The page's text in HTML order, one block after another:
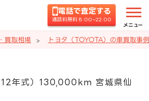
電話で査定する
通話料無料 8:00~22:00
メニュー
買取相場 トヨタ（TOYOTA）の車買取事
年式）130,000km 宮城県仙